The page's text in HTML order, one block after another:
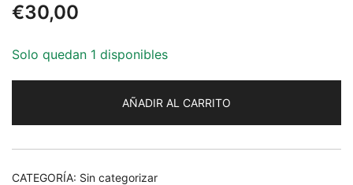
€30,00
Solo quedan 1 disponibles
AÑADIR AL CARRITO
CATEGORÍA: Sin categorizar